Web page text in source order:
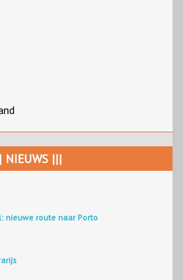
NIEUWS |||
nieuwe route naar Porto